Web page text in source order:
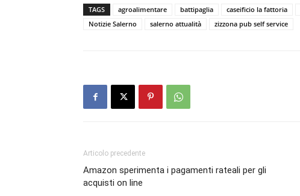
TAGS agroalimentare battipaglia caseificio la fattoria
Notizie Salerno
salerno attualità zizzona pub self service
Articolo precedente
Amazon sperimenta i pagamenti rateali per gli
acquisti on line